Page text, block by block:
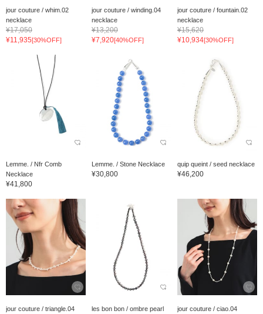
jour couture / whim.02
necklace
¥17,050
¥11,935[30%OFF]
jour couture / winding.04
necklace
¥13,200
¥7,920[40%OFF]
jour couture / fountain.02
necklace
¥15,620
¥10,934[30%OFF]
Lemme. / Nfr Comb
Necklace
¥41,800
Lemme. / Stone Necklace
¥30,800
quip queint / seed necklace
¥46,200
jour couture / triangle.04
les bon bon / ombre pearl
jour couture / ciao.04